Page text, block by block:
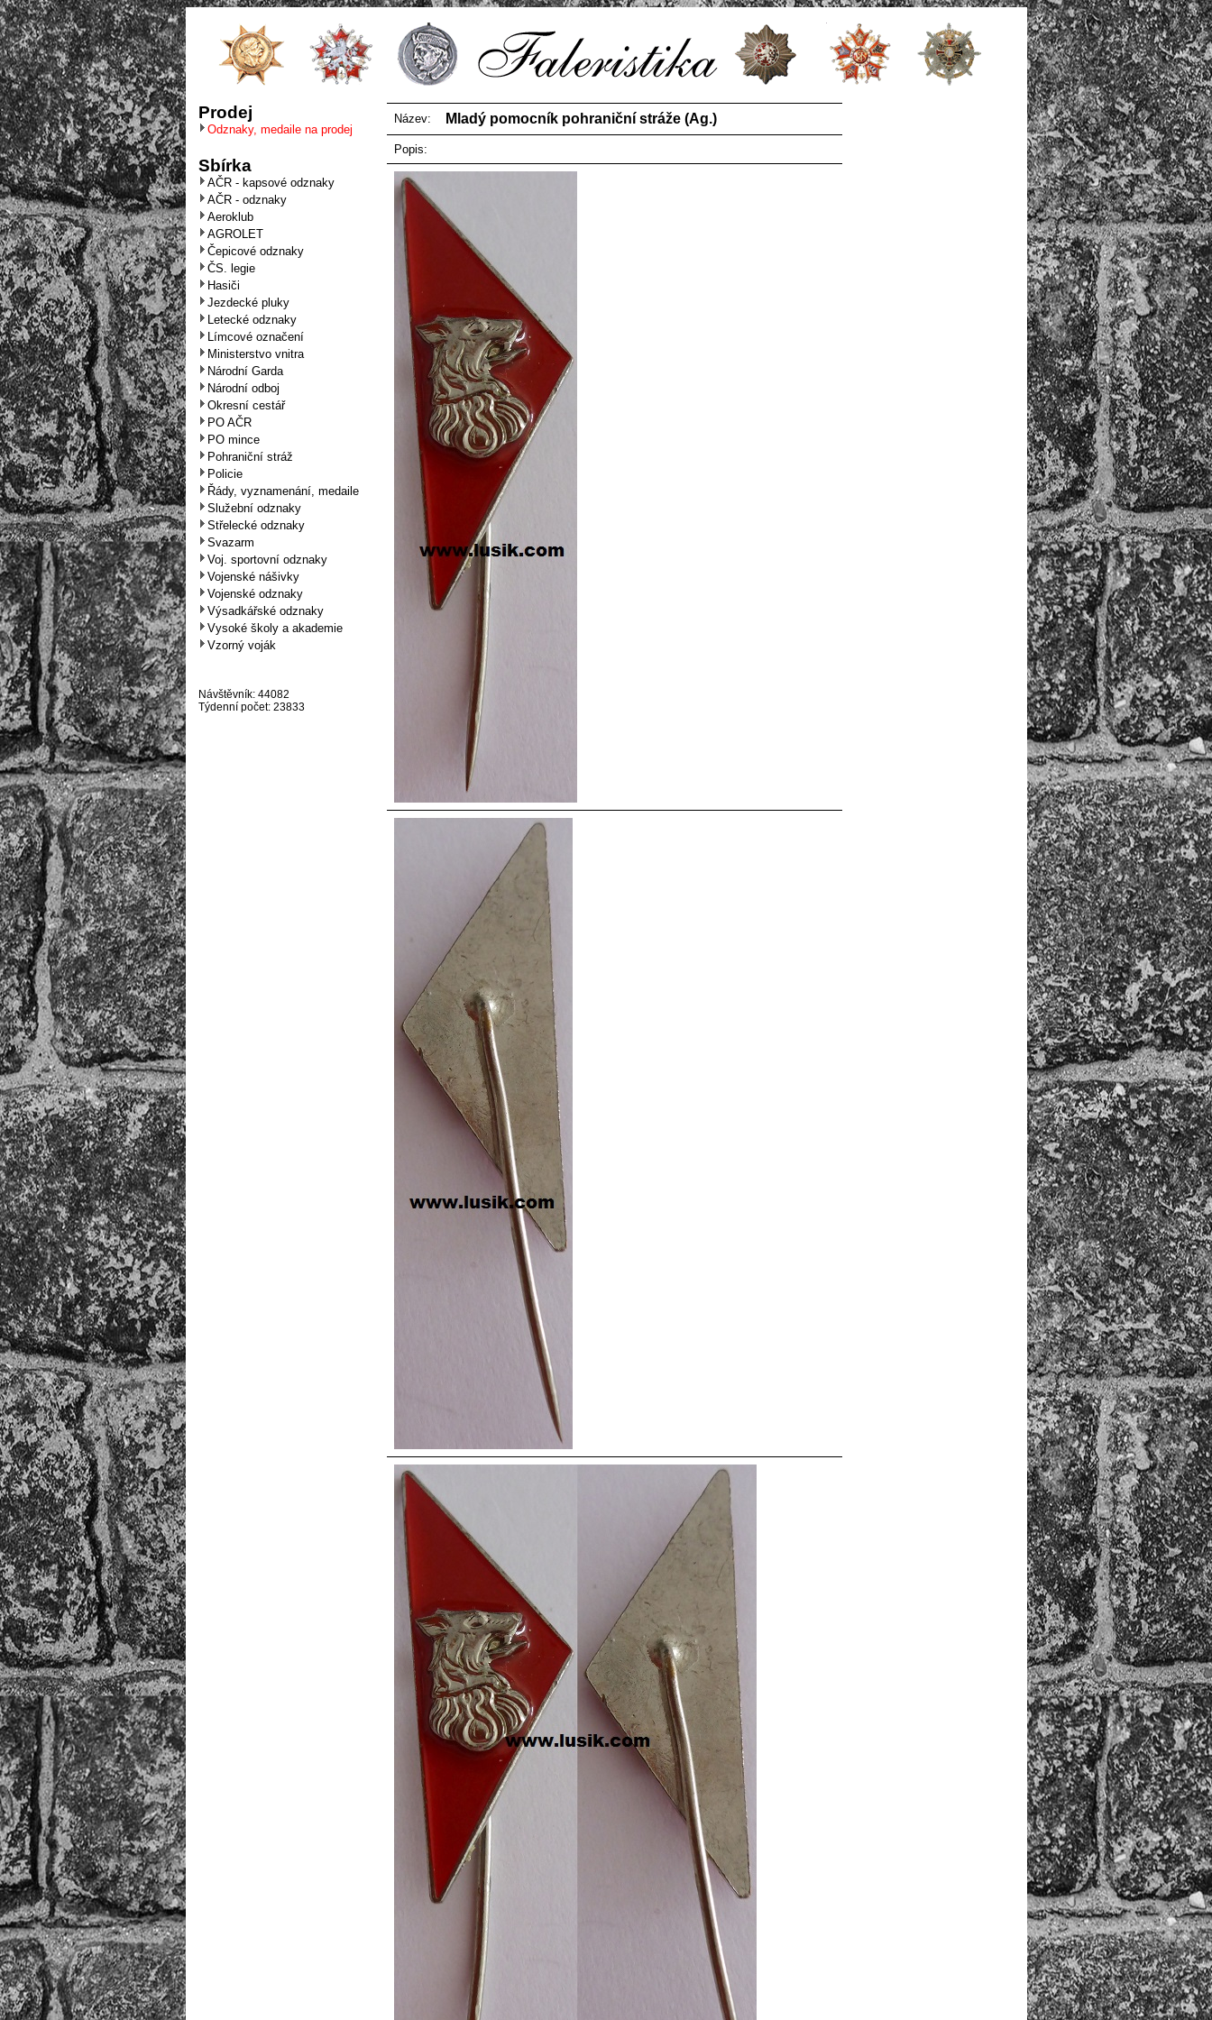
Prodej
Odznaky, medaile na prodej
Sbírka
AČR - kapsové odznaky
AČR - odznaky
Aeroklub
AGROLET
Čepicové odznaky
ČS. legie
Hasiči
Jezdecké pluky
Letecké odznaky
Límcové označení
Ministerstvo vnitra
Národní Garda
Národní odboj
Okresní cestář
PO AČR
PO mince
Pohraniční stráž
Policie
Řády, vyznamenání, medaile
Služební odznaky
Střelecké odznaky
Svazarm
Voj. sportovní odznaky
Vojenské nášivky
Vojenské odznaky
Výsadkářské odznaky
Vysoké školy a akademie
Vzorný voják
Návštěvník: 44082
Týdenní počet: 23833
Název: Mladý pomocník pohraniční stráže (Ag.)
Popis: